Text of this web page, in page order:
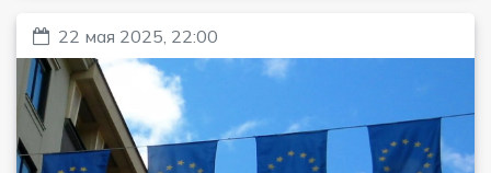
22 мая 2025, 22:00